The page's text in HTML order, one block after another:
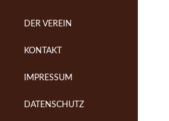
DER VEREIN
KONTAKT
IMPRESSUM
DATENSCHUTZ